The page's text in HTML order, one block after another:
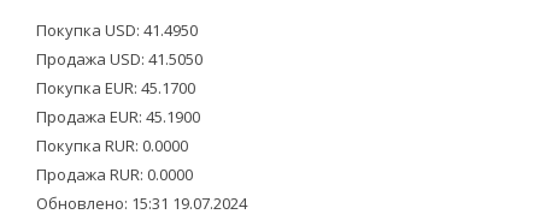
t
e
r
b
o
o
k
u
b
e
Покупка USD: 41.4950
Продажа USD: 41.5050
Покупка EUR: 45.1700
Продажа EUR: 45.1900
Покупка RUR: 0.0000
Продажа RUR: 0.0000
Обновлено: 15:31 19.07.2024